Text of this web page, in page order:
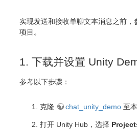
实现发送和接收单聊文本消息之前，
项目。
1. 下载并设置 Unity
参考以下步骤：
克隆 chat_unity_demo 至本
打开 Unity Hub，选择